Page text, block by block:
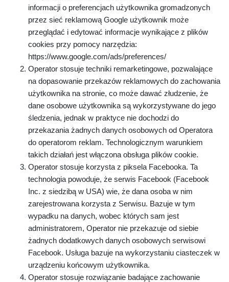
informacji o preferencjach użytkownika gromadzonych
przez sieć reklamową Google użytkownik może
przeglądać i edytować informacje wynikające z plików
cookies przy pomocy narzędzia:
https://www.google.com/ads/preferences/
Operator stosuje techniki remarketingowe, pozwalające
na dopasowanie przekazów reklamowych do zachowania
użytkownika na stronie, co może dawać złudzenie, że
dane osobowe użytkownika są wykorzystywane do jego
śledzenia, jednak w praktyce nie dochodzi do
przekazania żadnych danych osobowych od Operatora
do operatorom reklam. Technologicznym warunkiem
takich działań jest włączona obsługa plików cookie.
Operator stosuje korzysta z piksela Facebooka. Ta
technologia powoduje, że serwis Facebook (Facebook
Inc. z siedzibą w USA) wie, że dana osoba w nim
zarejestrowana korzysta z Serwisu. Bazuje w tym
wypadku na danych, wobec których sam jest
administratorem, Operator nie przekazuje od siebie
żadnych dodatkowych danych osobowych serwisowi
Facebook. Usługa bazuje na wykorzystaniu ciasteczek w
urządzeniu końcowym użytkownika.
Operator stosuje rozwiązanie badające zachowanie